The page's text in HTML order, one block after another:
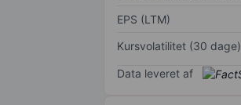
EPS (LTM)
Kursvolatilitet (30 dage)
Data leveret af